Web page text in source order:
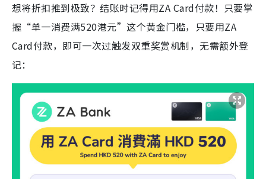
想将折扣推到极致？结账时记得用ZA Card付款！只要掌
握“单一消费满520港元”这个黄金门槛，只要用ZA
Card付款，即可一次过触发双重奖赏机制，无需额外登
记：